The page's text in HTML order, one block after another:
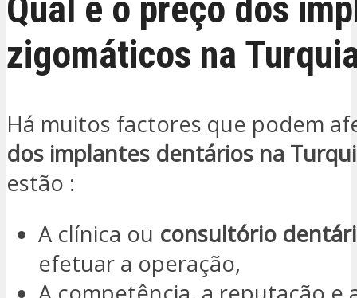
zigomáticos na
Há muitos factores que podem
dos implantes dentários na
estão :
A clínica ou consultório
efetuar a operação,